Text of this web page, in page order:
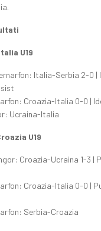
U19
Italia-Serbia 2-0 |
Croazia-Italia 0-0 |
Ucraina-Italia
U19
Croazia-Ucraina 1-3 |
Croazia-Italia 0-0 |
Serbia-Croazia